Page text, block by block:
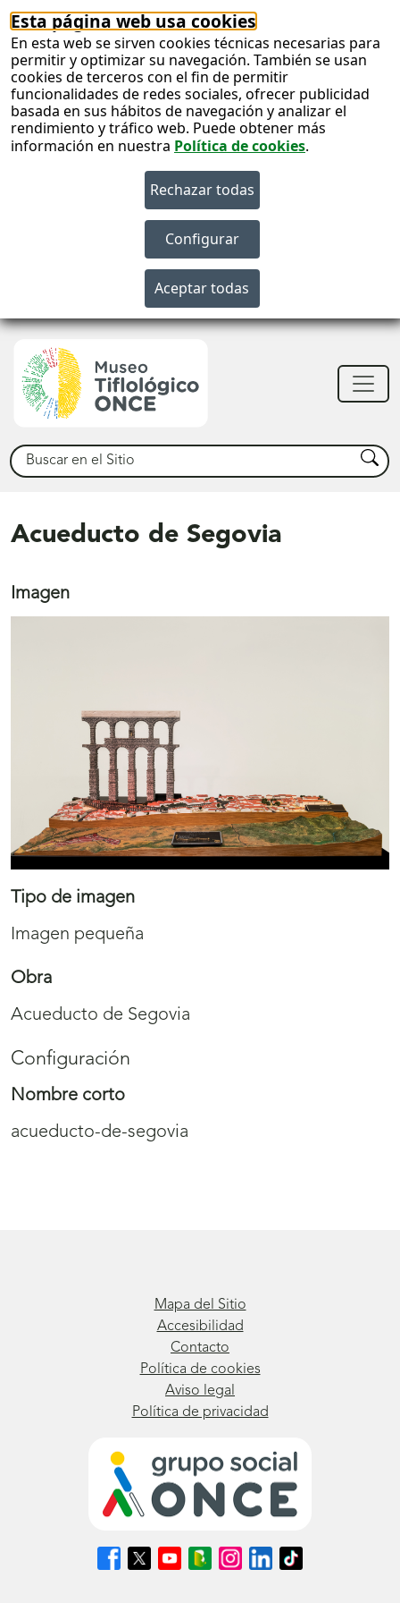
Esta página web usa cookies
En esta web se sirven cookies técnicas necesarias para
permitir y optimizar su navegación. También se usan
cookies de terceros con el fin de permitir
funcionalidades de redes sociales, ofrecer publicidad
basada en sus hábitos de navegación y analizar el
rendimiento y tráfico web. Puede obtener más
información en nuestra Política de cookies.
Buscar Buscar
Acueducto de Segovia
Imagen
Tipo de imagen
Imagen pequeña
Obra
Acueducto de Segovia
Configuración
Nombre corto
acueducto-de-segovia
Mapa del Sitio
Accesibilidad
Contacto
Política de cookies
Aviso legal
Política de privacidad
Síguenos
en
Síguenos
en
Síguenos
en
Síguenos
en
Síguenos
en
Síguenos
en
Síguenos
en